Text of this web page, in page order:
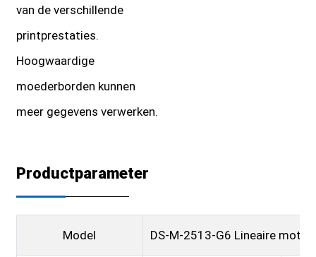
van de verschillende
printprestaties.
Hoogwaardige
moederborden kunnen
meer gegevens verwerken.
Productparameter
Model DS-M-2513-G6 Lineaire